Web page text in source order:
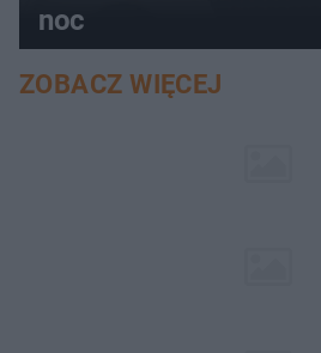
noc
ZOBACZ WIĘCEJ